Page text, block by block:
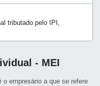
tributado pelo IPI,
- MEI
o empresário a que se refere